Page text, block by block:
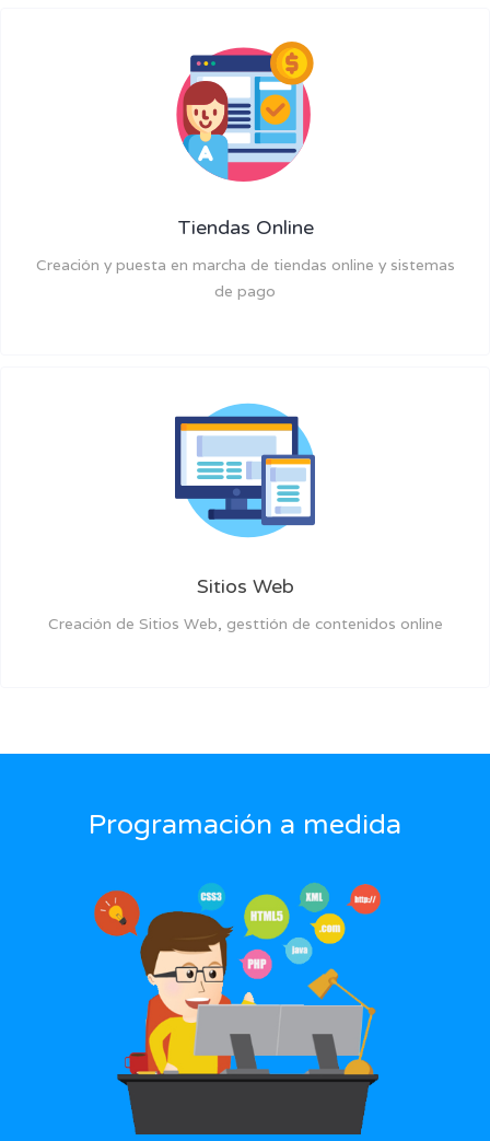
Tiendas Online
Creación y puesta en marcha de tiendas online y sistemas
de pago
Sitios Web
Creación de Sitios Web, gesttión de contenidos online
Programación a medida